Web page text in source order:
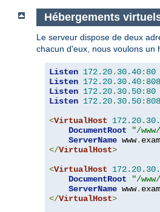
Hébergements
Le serveur dispose de deux
chacun d'eux, nous voulons un
Listen 172.20. 30.40: 80
Listen 172.20. 30.40:
Listen 172.20. 30.50: 80
Listen 172.20. 30.50:
<VirtualHost 172.20.
DocumentRoot
"/
ServerName www.
</VirtualHost>
<VirtualHost 172.20.
DocumentRoot
"/
ServerName www.
</VirtualHost>